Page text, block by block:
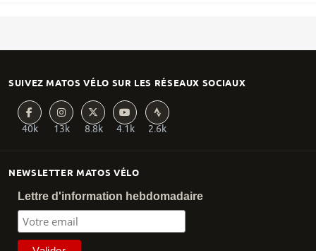
NEWSLETTER MATOS VÉLO
Lettre d'information hebdomadaire
SUIVEZ MATOS VÉLO SUR LES RÉSEAUX SOCIAUX
40k 13k 8.8k 4.1k 2.6k